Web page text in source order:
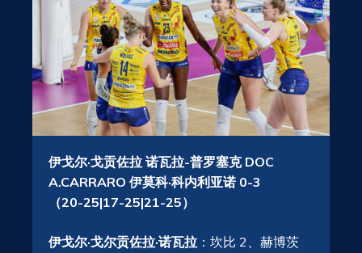
伊戈尔·戈贡佐拉 诺瓦拉-普罗塞克 DOC
A.CARRARO 伊莫科·科内利亚诺 0-3
（20-25|17-25|21-25）
伊戈尔·戈尔贡佐拉·诺瓦拉 ：坎比 2、赫博茨